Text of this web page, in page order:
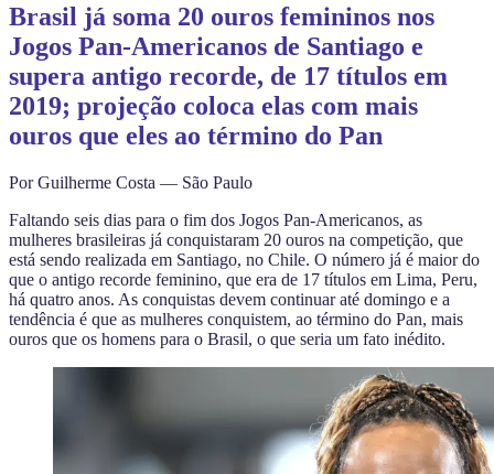
Brasil já soma 20 ouros femininos nos
Jogos Pan-Americanos de Santiago e
supera antigo recorde, de 17 títulos em
2019; projeção coloca elas com mais
ouros que eles ao término do Pan
Por Guilherme Costa — São Paulo
Faltando seis dias para o fim dos Jogos Pan-Americanos, as
mulheres brasileiras já conquistaram 20 ouros na competição, que
está sendo realizada em Santiago, no Chile. O número já é maior do
que o antigo recorde feminino, que era de 17 títulos em Lima, Peru,
há quatro anos. As conquistas devem continuar até domingo e a
tendência é que as mulheres conquistem, ao término do Pan, mais
ouros que os homens para o Brasil, o que seria um fato inédito.